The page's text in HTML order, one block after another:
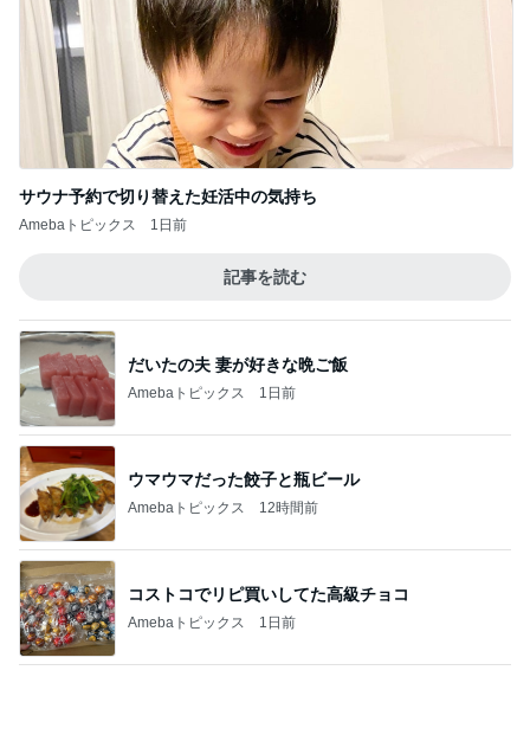
サウナ予約で切り替えた妊活中の気持ち
Amebaトピックス 1日前
記事を読む
Amebaトピックス 1日前
ウマウマだった餃子と瓶ビール
Amebaトピックス 12時間前
コストコでリピ買いしてた高級チョコ
Amebaトピックス 1日前